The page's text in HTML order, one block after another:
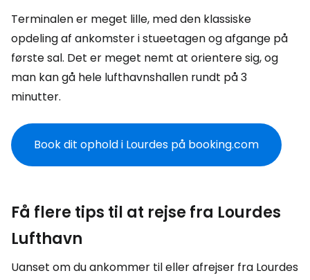
Terminalen er meget lille, med den klassiske
opdeling af ankomster i stueetagen og afgange på
første sal. Det er meget nemt at orientere sig, og
man kan gå hele lufthavnshallen rundt på 3
minutter.
Book dit ophold i Lourdes på booking.com
Få flere tips til at rejse fra Lourdes
Lufthavn
Uanset om du ankommer til eller afrejser fra Lourdes